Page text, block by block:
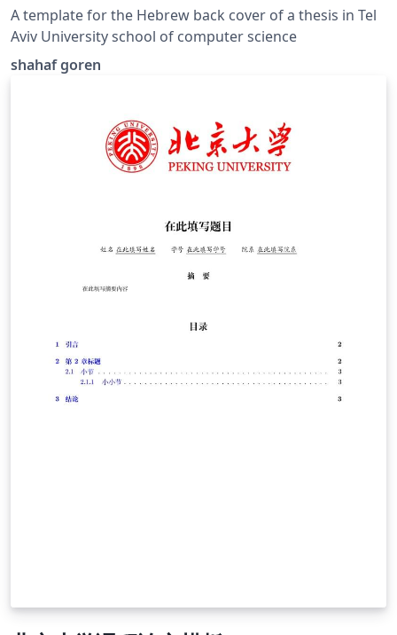
A template for the Hebrew back cover of a thesis in Tel
Aviv University school of computer science
shahaf goren